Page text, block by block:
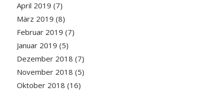
April 2019 (7)
März 2019 (8)
Februar 2019 (7)
Januar 2019 (5)
Dezember 2018 (7)
November 2018 (5)
Oktober 2018 (16)